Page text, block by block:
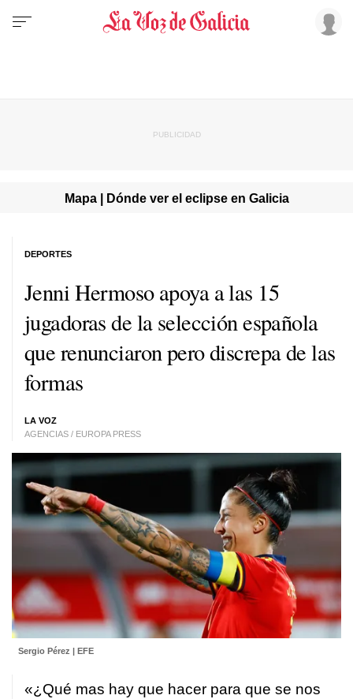
Mapa | Dónde ver el eclipse en Galicia
Jenni Hermoso apoya a las 15
jugadoras de la selección española
que renunciaron pero discrepa de las
formas
LA VOZ
AGENCIAS / EUROPA PRESS
DEPORTES
Sergio Pérez | EFE
«¿Qué mas hay que hacer para que se nos